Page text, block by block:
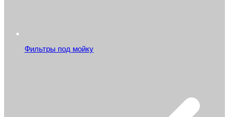
Фильтры под мойку